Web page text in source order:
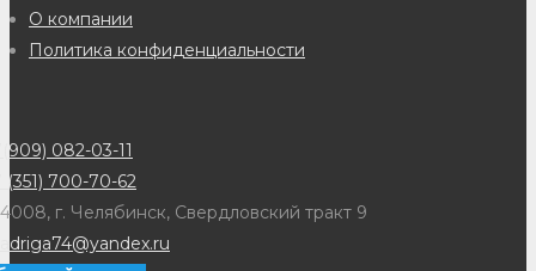
О компании
Политика конфиденциальности
082-03-11
(351) 700-70-62
г. Челябинск, Свердловский тракт 9